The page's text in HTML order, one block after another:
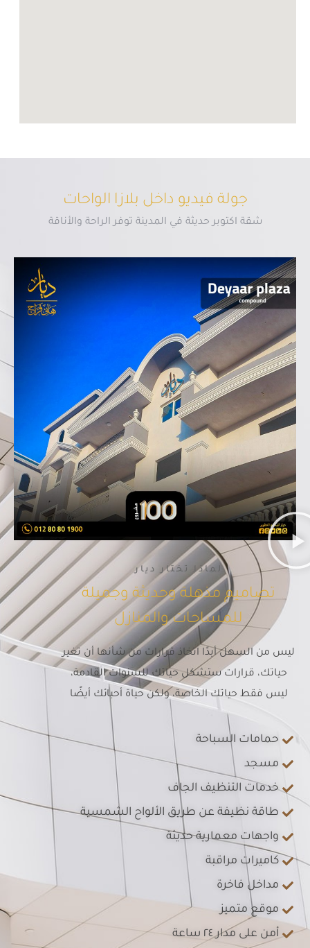
جولة فيديو داخل بلازا الواحات
شقة اكتوبر حديثة في المدينة توفر الراحة والأناقة
لماذا تختار ديار
تصاميم مذهلة وحديثة وجميلة
للمساحات والمنازل
ليس من السهل أبدًا اتخاذ قرارات من شأنها أن تغير
حياتك، قرارات ستشكل حياتك للسنوات القادمة،
ليس فقط حياتك الخاصة، ولكن حياة أحبائك أيضًا
حمامات السباحة
مسجد
خدمات التنظيف الجاف
طاقة نظيفة عن طريق الألواح الشمسية
واجهات معمارية حديثة
كاميرات مراقبة
مداخل فاخرة
موقع متميز
أمن على مدار ٢٤ ساعة